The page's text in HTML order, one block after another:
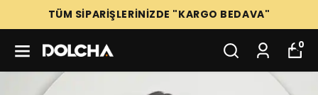
TÜM SİPARİŞLERİNİZDE "KARGO BEDAVA"
0